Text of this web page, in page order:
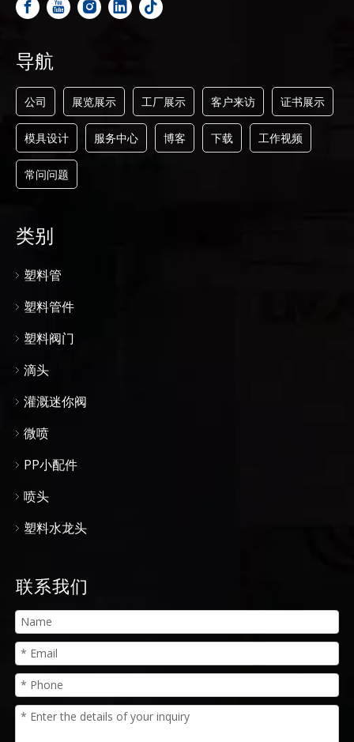
导航
公司 展览展示 工厂展示 客户来访 证书展示
模具设计 服务中心 博客 下载 工作视频
常问问题
类别
塑料管
塑料管件
塑料阀门
滴头
灌溉迷你阀
微喷
PP小配件
喷头
塑料水龙头
联系我们